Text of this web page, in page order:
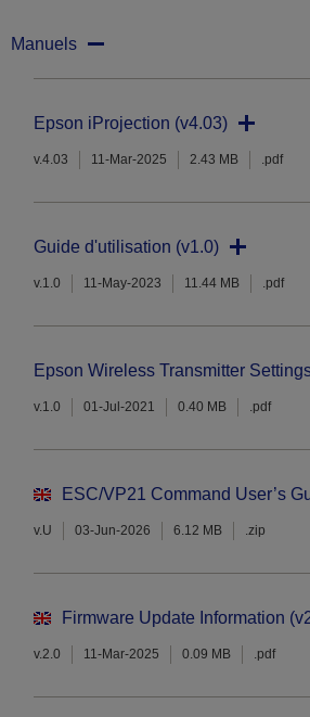
Manuels
Epson iProjection (v4.03)
v.4.03 11-Mar-2025 2.43 MB .pdf
Guide d'utilisation (v1.0)
v.1.0 11-May-2023 11.44 MB .pdf
Epson Wireless Transmitter
v.1.0 01-Jul-2021 0.40 MB .pdf
ESC/VP21 Command User’s
v.U 03-Jun-2026 6.12 MB .zip
Firmware Update Information
v.2.0 11-Mar-2025 0.09 MB .pdf